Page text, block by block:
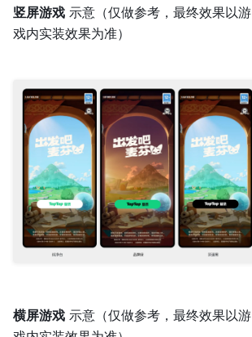
竖屏游戏 示意（仅做参考，最终效果以游
戏内实装效果为准）
横屏游戏 示意（仅做参考，最终效果以游